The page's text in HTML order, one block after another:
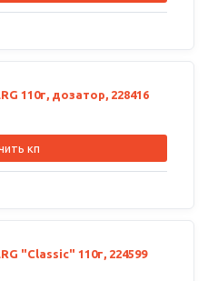
110г, дозатор, 228416
кп
"Classic" 110г, 224599